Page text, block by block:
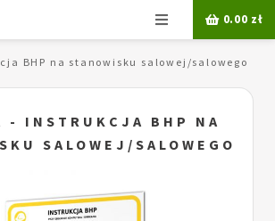
Menu 0.00 zł
BHP na stanowisku salowej/salowego
- INSTRUKCJA BHP NA
SALOWEJ/SALOWEGO